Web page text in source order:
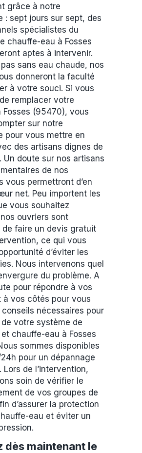
grâce à notre
: sept jours sur sept, des
spécialistes du
chauffe-eau à Fosses
aptes à intervenir.
sans eau chaude, nos
donneront la faculté
à votre souci. Si vous
remplacer votre
Fosses (95470), vous
sur notre
pour vous mettre en
des artisans dignes de
Un doute sur nos artisans
de nos
vous permettront d’en
net. Peu importent les
vous souhaitez
ouvriers sont
de faire un devis gratuit
ce qui vous
d’éviter les
Nous intervenons quel
du problème. A
pour répondre à vos
à vos côtés pour vous
nécessaires pour
de votre système de
chauffe-eau à Fosses
sommes disponibles
pour un dépannage
Lors de l’intervention,
soin de vérifier le
de vos groupes de
d’assurer la protection
eau et éviter un
dès maintenant le